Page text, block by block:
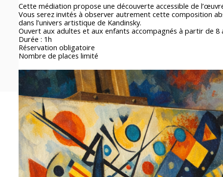
Cette médiation propose une découverte accessible de
Vous serez invités à observer autrement cette composition
dans l’univers artistique de Kandinsky.
Ouvert aux adultes et aux enfants accompagnés à partir de 8
Durée : 1h
Réservation obligatoire
Nombre de places limité